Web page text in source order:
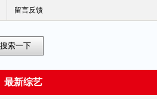
留言反馈
最新综艺